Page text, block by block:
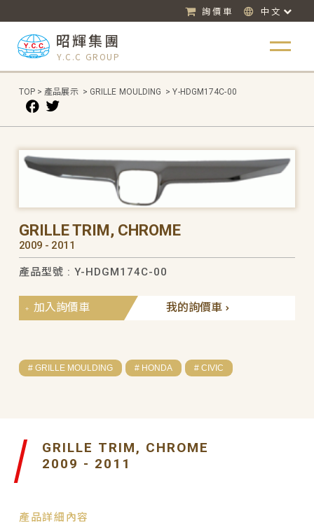
詢價車 中文
昭輝集團
Y.C.C GROUP
TOP > 產品展示 > GRILLE MOULDING > Y-HDGM174C-00
GRILLE TRIM, CHROME
2009 - 2011
產品型號 : Y-HDGM174C-00
我的詢價車
加入詢價車
# GRILLE MOULDING # HONDA # CIVIC
GRILLE TRIM, CHROME
2009 - 2011
產品詳細內容